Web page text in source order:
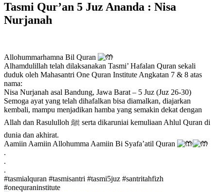
Tasmi Qur’an 5 Juz Ananda : Nisa
Nurjanah
Allohummarhamna Bil Quran
Alhamdulillah telah dilaksanakan Tasmi’ Hafalan Quran sekali
duduk oleh Mahasantri One Quran Institute Angkatan 7 & 8 atas
nama:
Nisa Nurjanah asal Bandung, Jawa Barat – 5 Juz (Juz 26-30)
Semoga ayat yang telah dihafalkan bisa diamalkan, diajarkan
kembali, mampu menjadikan hamba yang semakin dekat dengan
Allah dan Rasululloh ﷺ serta dikaruniai kemuliaan Ahlul Quran di
dunia dan akhirat.
Aamiin Aamiin Allohumma Aamiin Bi Syafa’atil Quran
.
.
.
#tasmialquran #tasmisantri #tasmi5juz #santritahfizh
#onequraninstitute